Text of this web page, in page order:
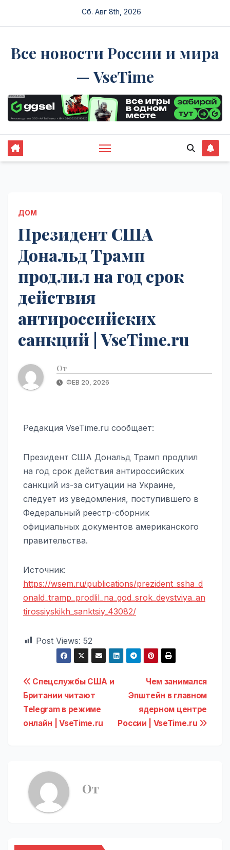
Сб. Авг 8th, 2026
Все новости России и мира
— VseTime
ДОМ
Президент США
Дональд Трамп
продлил на год срок
действия
антироссийских
санкций | VseTime.ru
От
ФЕВ 20, 2026
Редакция VseTime.ru сообщает:
Президент США Дональд Трамп продлил
на год срок действия антироссийских
санкций из-за ситуации на Украине,
следует из уведомления, поступившего в
Федеральный реестр-сборник
официальных документов американского
правительства.
Источник:
https://wsem.ru/publications/prezident_ssha_d
onald_tramp_prodlil_na_god_srok_deystviya_an
tirossiyskikh_sanktsiy_43082/
Post Views: 52
Навигация
по
записям
Чем занимался
Эпштейн в главном
ядерном центре
России | VseTime.ru
Спецслужбы США и
Британии читают
Telegram в режиме
онлайн | VseTime.ru
От